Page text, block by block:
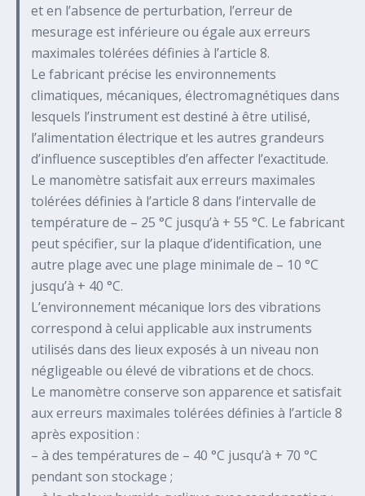
et en l’absence de perturbation, l’erreur de
mesurage est inférieure ou égale aux erreurs
maximales tolérées définies à l’article 8.
Le fabricant précise les environnements
climatiques, mécaniques, électromagnétiques dans
lesquels l’instrument est destiné à être utilisé,
l’alimentation électrique et les autres grandeurs
d’influence susceptibles d’en affecter l’exactitude.
Le manomètre satisfait aux erreurs maximales
tolérées définies à l’article 8 dans l’intervalle de
température de – 25 °C jusqu’à + 55 °C. Le fabricant
peut spécifier, sur la plaque d’identification, une
autre plage avec une plage minimale de – 10 °C
jusqu’à + 40 °C.
L’environnement mécanique lors des vibrations
correspond à celui applicable aux instruments
utilisés dans des lieux exposés à un niveau non
négligeable ou élevé de vibrations et de chocs.
Le manomètre conserve son apparence et satisfait
aux erreurs maximales tolérées définies à l’article 8
après exposition :
– à des températures de – 40 °C jusqu’à + 70 °C
pendant son stockage ;